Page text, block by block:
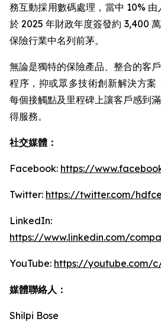
務互動採用數碼處理，當中 10%
於 2025 年財政年度簽發約 3,400
保險行業中名列前茅。
無論是獨特的保險產品、整合的客
程序，抑或眾多技術創新解決方案
每個接觸點及里程碑上讓客戶感到
得服務。
社交媒體：
Facebook: https://
Twitter: https://twitter.com/
LinkedIn:
https://www.linkedin.com/
YouTube: https://youtube.com/
媒體聯絡人：
Shilpi Bose